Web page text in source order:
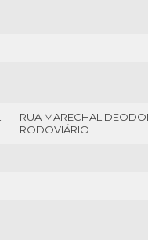
RUA MARECHAL
RODOVIÁRIO